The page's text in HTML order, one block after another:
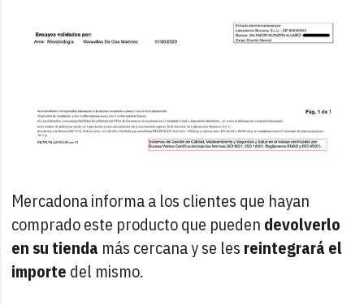
Mercadona informa a los clientes que hayan
comprado este producto que pueden devolverlo
en su tienda más cercana y se les reintegrará el
importe del mismo.